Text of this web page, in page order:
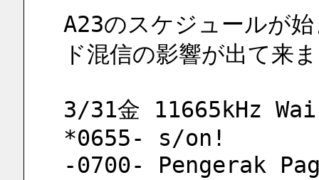
A23のスケジュールが
ド混信の影響が出て来
3/31金 11665kHz Wai
*0655- s/on!
-0700- Pengerak